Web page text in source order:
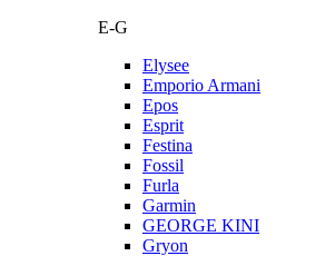
E-G
Elysee
Emporio Armani
Epos
Esprit
Festina
Fossil
Furla
Garmin
GEORGE KINI
Gryon